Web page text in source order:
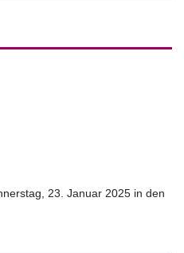
23. Januar 2025 in den